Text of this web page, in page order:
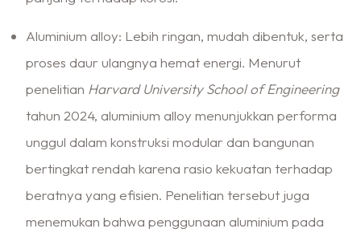
Aluminium alloy: Lebih ringan, mudah dibentuk, serta
proses daur ulangnya hemat energi. Menurut
penelitian Harvard University School of Engineering
tahun 2024, aluminium alloy menunjukkan performa
unggul dalam konstruksi modular dan bangunan
bertingkat rendah karena rasio kekuatan terhadap
beratnya yang efisien. Penelitian tersebut juga
menemukan bahwa penggunaan aluminium pada